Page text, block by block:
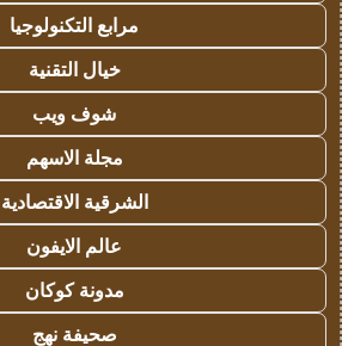
مرابع التكنولوجيا
خيال التقنية
شوف ويب
مجلة الاسهم
الشرقية الاقتصادية
عالم الايفون
مدونة كوكان
صحيفة نهج